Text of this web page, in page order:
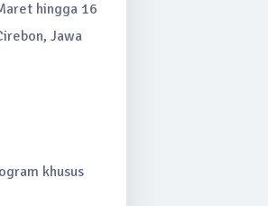
hingga 16
Jawa
khusus